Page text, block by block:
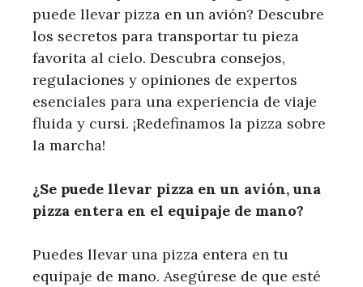
puede llevar pizza en un avión? Descubre
los secretos para transportar tu pieza
favorita al cielo. Descubra consejos,
regulaciones y opiniones de expertos
esenciales para una experiencia de viaje
fluida y cursi. ¡Redefinamos la pizza sobre
la marcha!
¿Se puede llevar pizza en un avión, una
pizza entera en el equipaje de mano?
Puedes llevar una pizza entera en tu
equipaje de mano. Asegúrese de que esté